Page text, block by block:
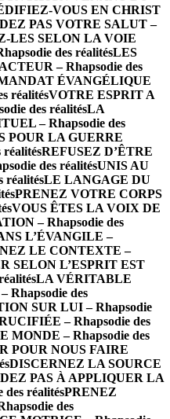
VOUS EN CHRIST
PAS VOTRE SALUT –
LES SELON LA VOIE
des réalitésLES
– Rhapsodie des
ÉVANGÉLIQUE
réalitésVOTRE ESPRIT A
des réalitésLA
– Rhapsodie des
POUR LA GUERRE
REFUSEZ D’ÊTRE
des réalitésUNIS AU
réalitésLE LANGAGE DU
PRENEZ VOTRE CORPS
VOUS ÊTES LA VOIX DE
– Rhapsodie des
L’ÉVANGILE –
LE CONTEXTE –
SELON L’ESPRIT EST
LA VÉRITABLE
Rhapsodie des
SUR LUI – Rhapsodie
– Rhapsodie des
MONDE – Rhapsodie des
POUR NOUS FAIRE
DISCERNEZ LA SOURCE
PAS À APPLIQUER LA
réalitésPRENEZ
des